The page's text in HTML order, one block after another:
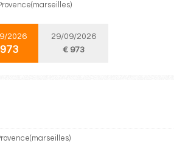
2026
29/09/2026
€ 973